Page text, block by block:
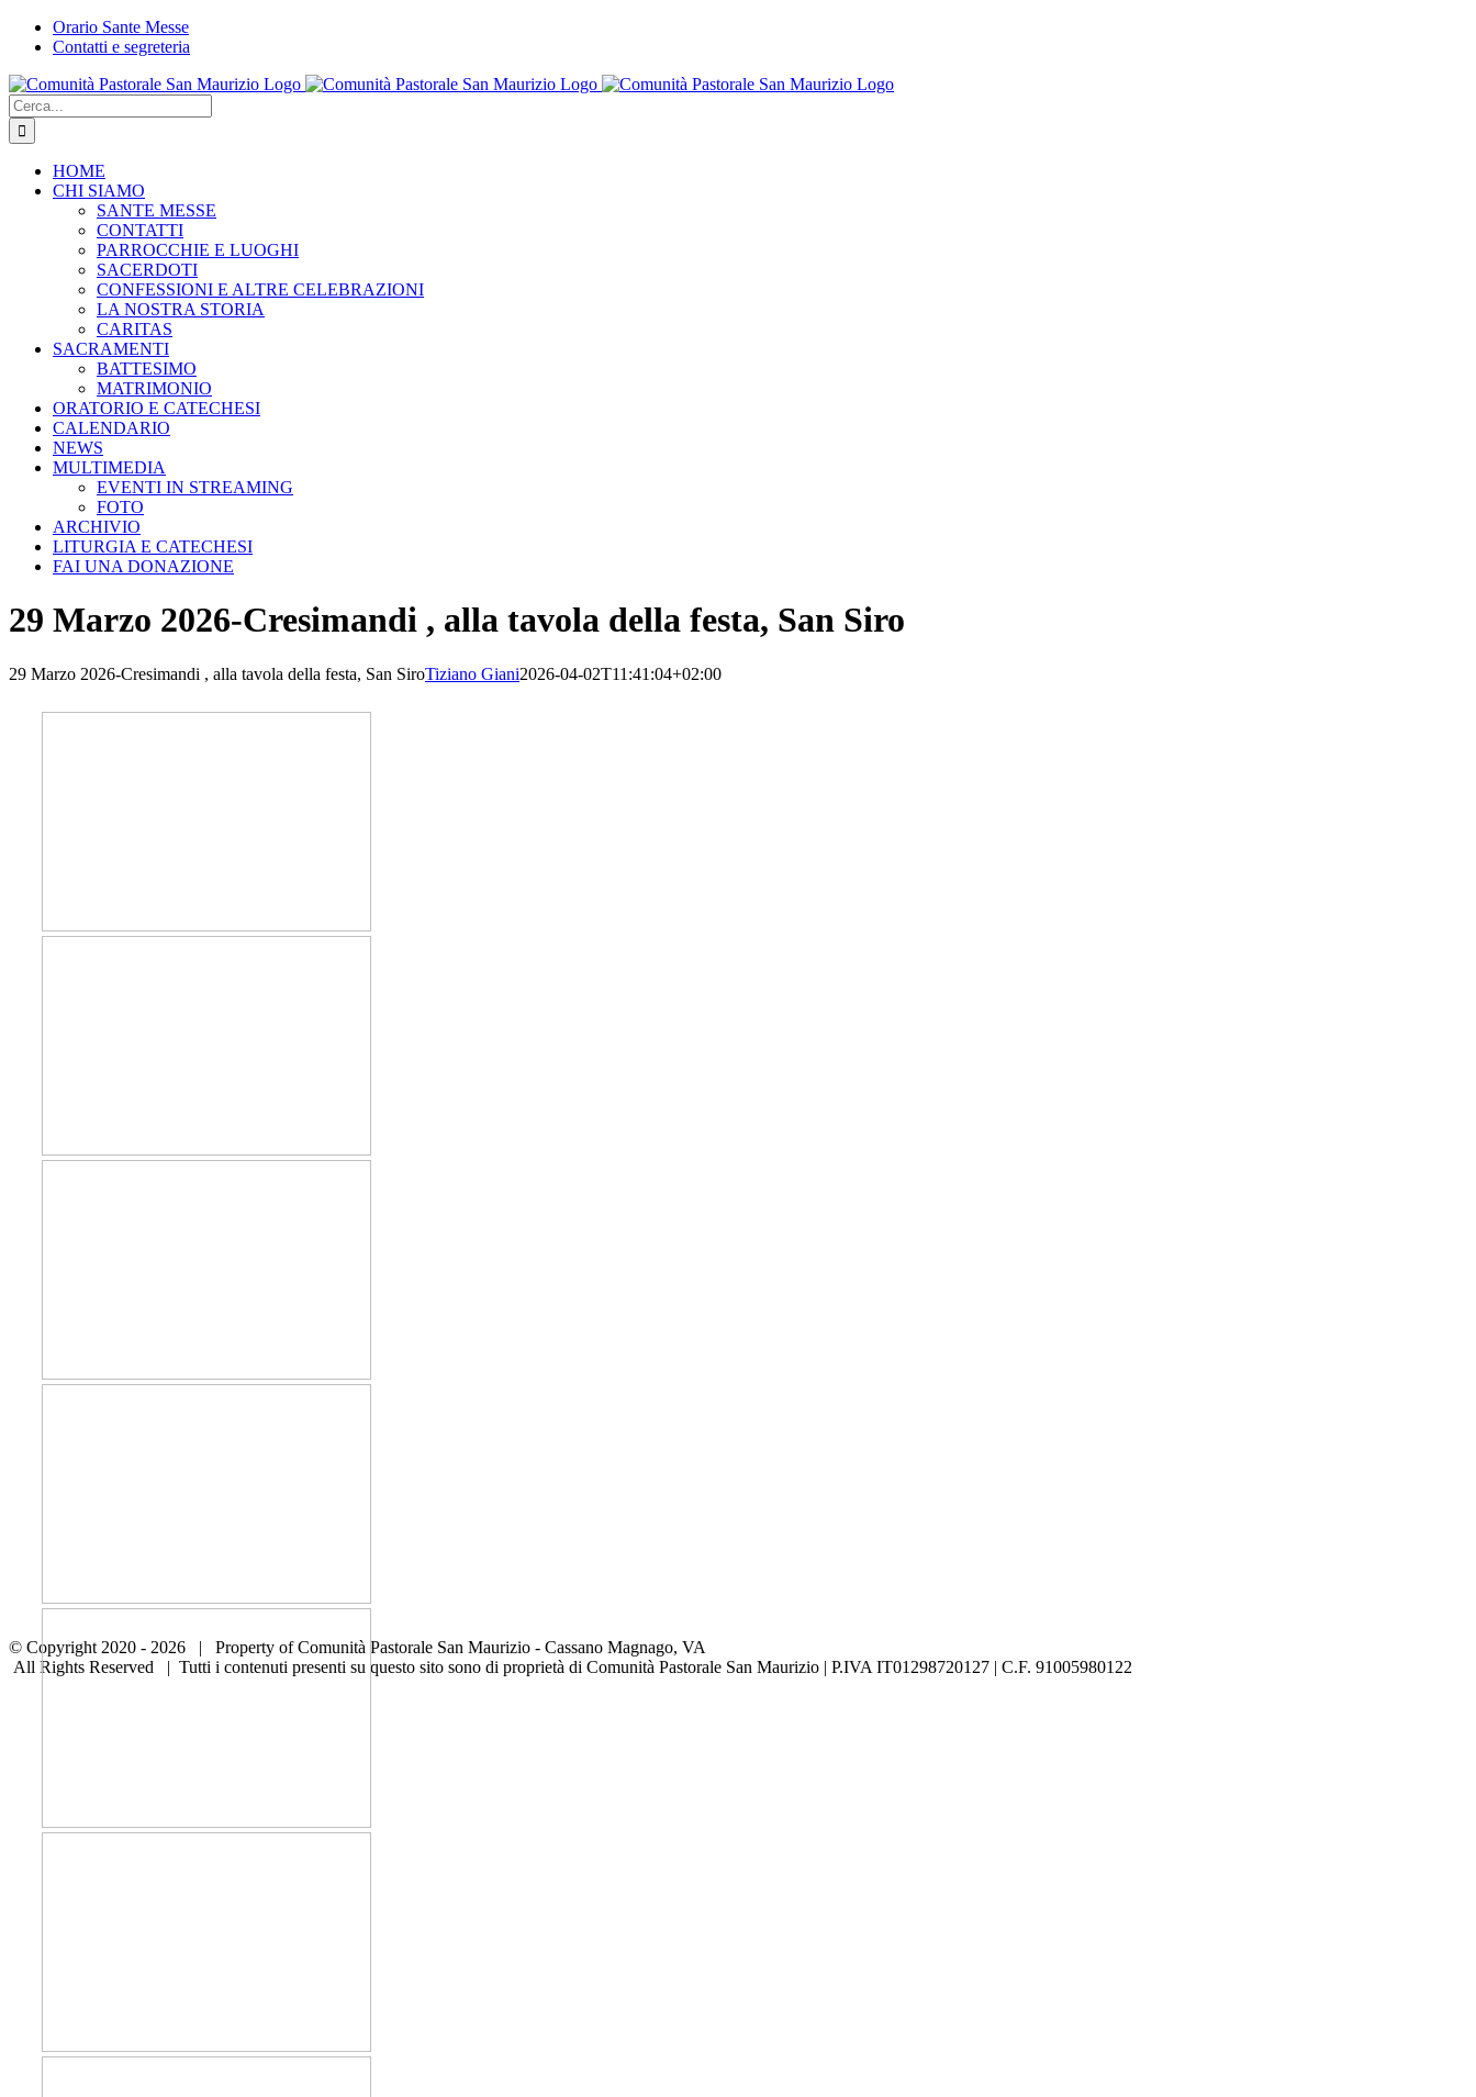
Salta
Orario Sante Messe
Contatti e segreteria
WhatsApp
YouTube
Instagram
Facebook
Cerca
per:
HOME
CHI SIAMO
SANTE MESSE
CONTATTI
PARROCCHIE E LUOGHI
SACERDOTI
CONFESSIONI E ALTRE CELEBRAZIONI
LA NOSTRA STORIA
CARITAS
SACRAMENTI
BATTESIMO
MATRIMONIO
ORATORIO E CATECHESI
CALENDARIO
NEWS
MULTIMEDIA
EVENTI IN STREAMING
FOTO
ARCHIVIO
LITURGIA E CATECHESI
FAI UNA DONAZIONE
29 Marzo 2026-Cresimandi , alla tavola della festa, San Siro
29 Marzo 2026-Cresimandi , alla tavola della festa, San SiroTiziano Giani2026-04-02T11:41:04+02:00
© Copyright 2020 - 2026 | Property of Comunità Pastorale San Maurizio - Cassano Magnago, VA
All Rights Reserved | Tutti i contenuti presenti su questo sito sono di proprietà di Comunità Pastorale San Maurizio | P.IVA IT01298720127 | C.F. 91005980122